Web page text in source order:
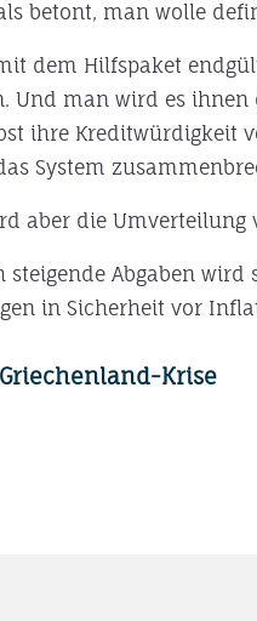
betont, man wolle
dem Hilfspaket
Und man wird es ihnen
ihre Kreditwürdigkeit
System
aber die Umverteilung
steigende Abgaben
in Sicherheit vor
Krise